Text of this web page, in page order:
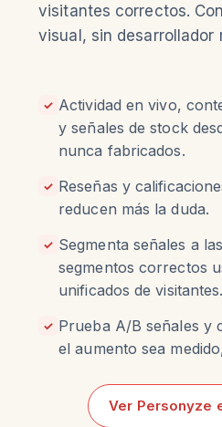
visitantes correctos.
visual, sin desarrollador
✓ Actividad en vivo,
y señales de stock
nunca fabricados.
✓ Reseñas y
reducen más la duda.
✓ Segmenta señales a
segmentos correctos
unificados de visitantes.
✓ Prueba A/B señales y
el aumento sea
Ver Personyze